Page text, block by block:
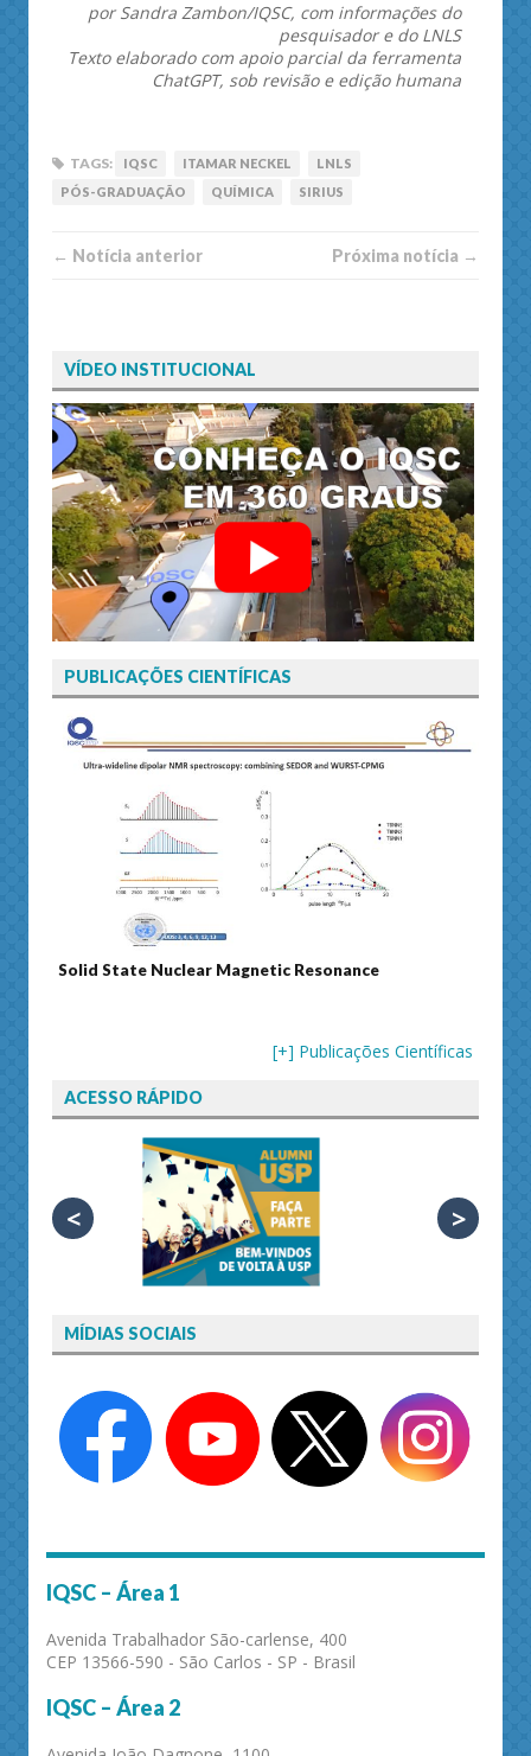
por Sandra Zambon/IQSC, com informações do
pesquisador e do LNLS
Texto elaborado com apoio parcial da ferramenta
ChatGPT, sob revisão e edição humana
TAGS: IQSC ITAMAR NECKEL
LNLS
PÓS-GRADUAÇÃO
QUÍMICA SIRIUS
← Notí­cia anterior Próxima notí­­cia →
VÍDEO INSTITUCIONAL
PUBLICAÇÕES CIENTÍFICAS
Journal of Separation Science
[+] Publicações Científicas
ACESSO RÁPIDO
< >
MÍDIAS SOCIAIS
IQSC – Área 1
Avenida Trabalhador São-carlense, 400
CEP 13566-590 - São Carlos - SP - Brasil
IQSC – Área 2